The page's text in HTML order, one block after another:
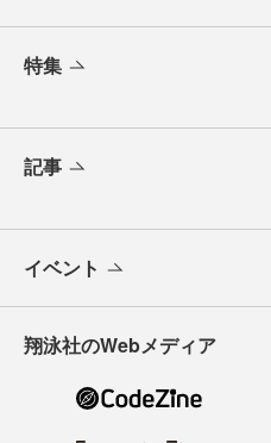
特集
記事
イベント
翔泳社のWebメディア